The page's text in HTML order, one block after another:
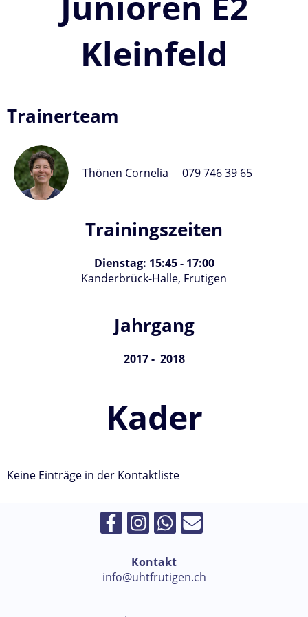
Kleinfeld
Trainerteam
Thönen Cornelia 079 746 39 65
Trainingszeiten
Dienstag: 15:45 - 17:00
Kanderbrück-Halle, Frutigen
Jahrgang
2017 - 2018
Kader
Keine Einträge in der Kontaktliste
Kontakt
info@uhtfrutigen.ch